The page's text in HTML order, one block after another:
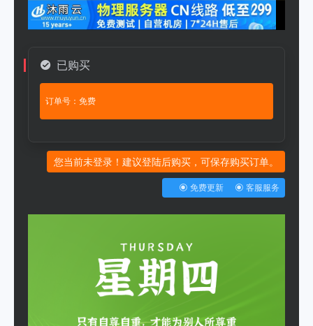
已购买
订单号：免费
您当前未登录！建议登陆后购买，可保存购买订单。
免费更新 客服服务